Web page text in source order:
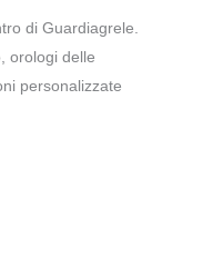
di Guardiagrele.
orologi delle
personalizzate